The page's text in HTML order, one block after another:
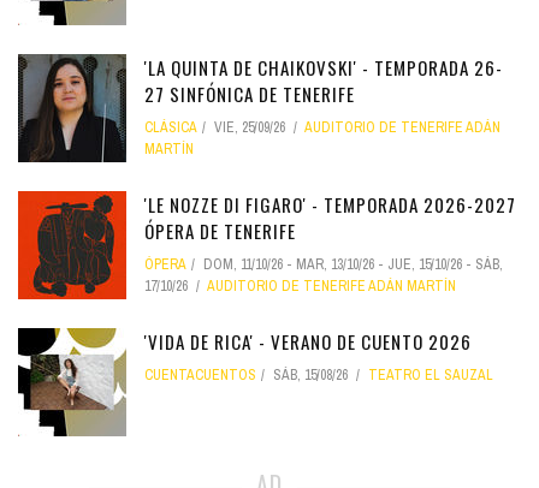
'LA QUINTA DE CHAIKOVSKI' - TEMPORADA 26-
27 SINFÓNICA DE TENERIFE
CLÁSICA VIE, 25/09/26
AUDITORIO DE TENERIFE ADÁN
MARTÍN
'LE NOZZE DI FIGARO' - TEMPORADA 2026-2027
ÓPERA DE TENERIFE
ÓPERA DOM, 11/10/26 - MAR, 13/10/26 - JUE, 15/10/26 - SÁB,
17/10/26
AUDITORIO DE TENERIFE ADÁN MARTÍN
'VIDA DE RICA' - VERANO DE CUENTO 2026
CUENTACUENTOS SÁB, 15/08/26 TEATRO EL SAUZAL